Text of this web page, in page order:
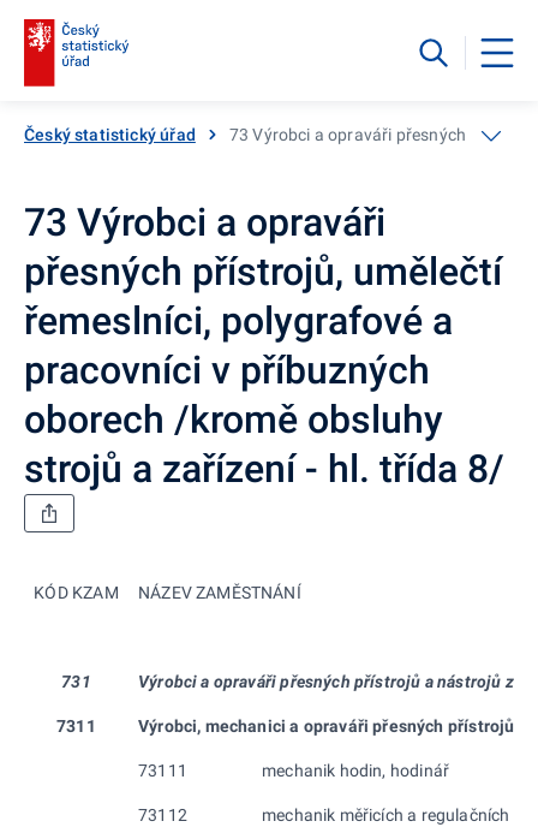
Český statistický úřad 73 Výrobci a opraváři přesných
73 Výrobci a opraváři
přesných přístrojů, umělečtí
řemeslníci, polygrafové a
pracovníci v příbuzných
oborech /kromě obsluhy
strojů a zařízení - hl. třída 8/
KÓD KZAM NÁZEV ZAMĚSTNÁNÍ
731 Výrobci a opraváři přesných přístrojů a nástrojů z
7311 Výrobci, mechanici a opraváři přesných přístrojů a
73111 mechanik hodin, hodinář
73112 mechanik měřicích a regulačních